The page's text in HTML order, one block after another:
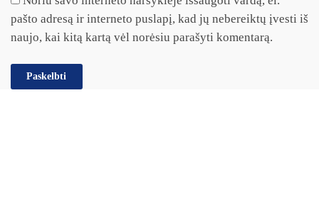
pašto adresą ir interneto puslapį, kad jų nebereiktų įvesti iš
naujo, kai kitą kartą vėl norėsiu parašyti komentarą.